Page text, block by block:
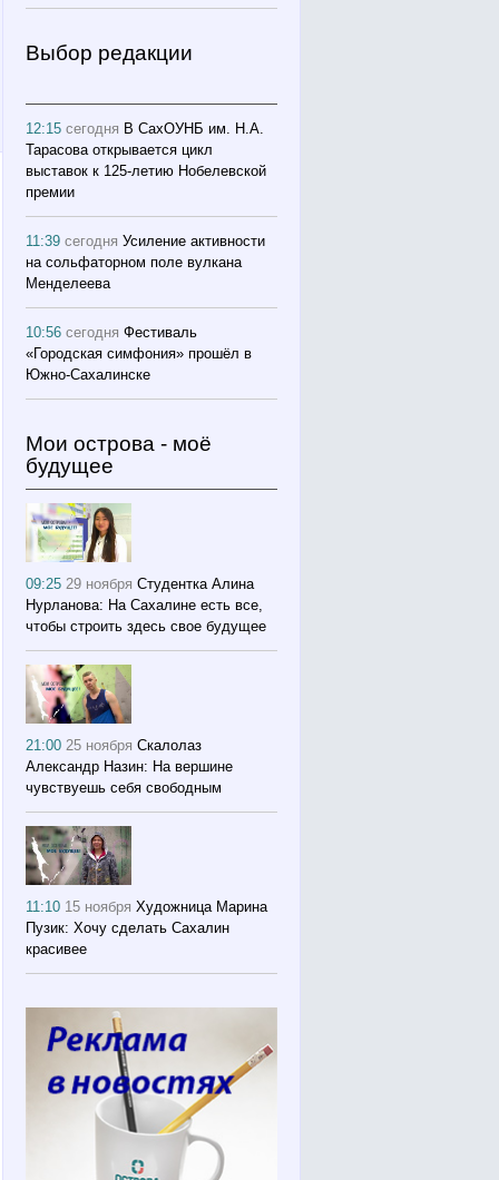
Выбор редакции
12:15сегодня В СахОУНБ им. Н.А.
Тарасова открывается цикл
выставок к 125-летию Нобелевской
премии
11:39сегодня Усиление активности
на сольфаторном поле вулкана
Менделеева
10:56сегодня Фестиваль
«Городская симфония» прошёл в
Южно-Сахалинске
Мои острова - моё
будущее
09:2529 ноября Студентка Алина
Нурланова: На Сахалине есть все,
чтобы строить здесь свое будущее
21:0025 ноября Скалолаз
Александр Назин: На вершине
чувствуешь себя свободным
11:10 15 ноября Художница Марина
Пузик: Хочу сделать Сахалин
красивее